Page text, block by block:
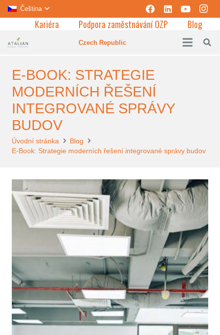
Čeština
Kariéra Podpora zaměstnávání OZP Blog
Czech Republic
E-BOOK: STRATEGIE
MODERNÍCH ŘEŠENÍ
INTEGROVANÉ SPRÁVY
BUDOV
Úvodní stránka
Blog
E-Book: Strategie moderních řešení integrované správy budov